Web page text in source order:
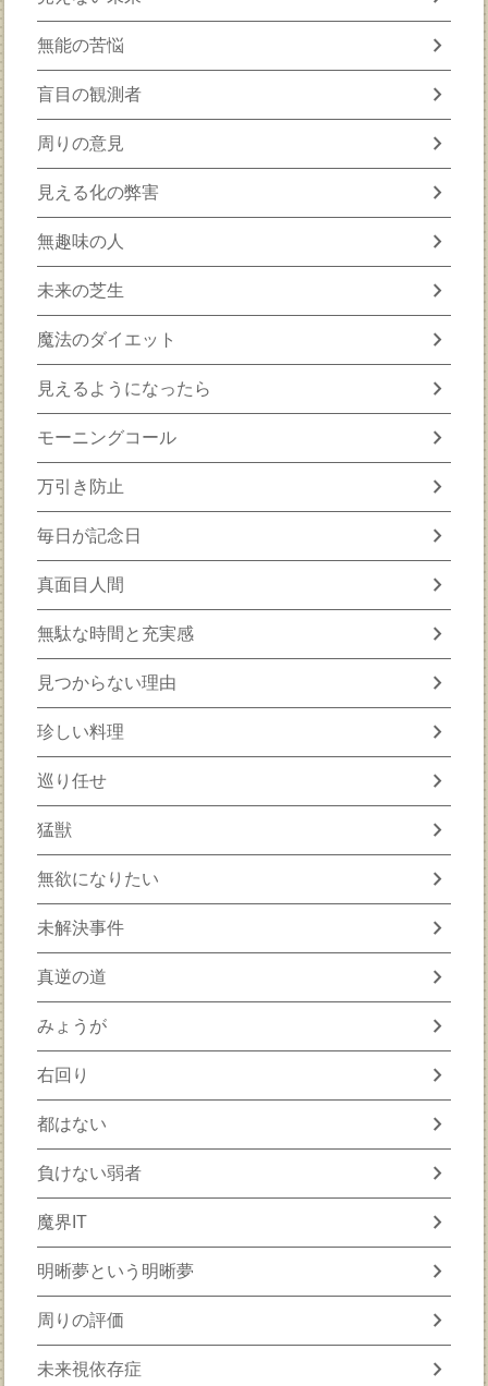
無能の苦悩 chevron_right
盲目の観測者 chevron_right
周りの意見 chevron_right
見える化の弊害 chevron_right
無趣味の人 chevron_right
未来の芝生 chevron_right
魔法のダイエット chevron_right
見えるようになったら chevron_right
モーニングコール chevron_right
万引き防止 chevron_right
毎日が記念日 chevron_right
真面目人間 chevron_right
無駄な時間と充実感 chevron_right
見つからない理由 chevron_right
珍しい料理 chevron_right
巡り任せ chevron_right
猛獣 chevron_right
無欲になりたい chevron_right
未解決事件 chevron_right
真逆の道 chevron_right
みょうが chevron_right
右回り chevron_right
都はない chevron_right
負けない弱者 chevron_right
魔界IT chevron_right
明晰夢という明晰夢 chevron_right
周りの評価 chevron_right
未来視依存症 chevron_right